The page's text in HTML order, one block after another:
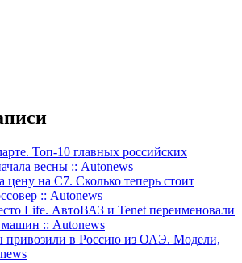
Топ-10 главных российских
весны :: Autonews
цену на C7. Сколько теперь стоит
:: Autonews
Life. АвтоВАЗ и Tenet переименовали
:: Autonews
привозили в Россию из ОАЭ. Модели,